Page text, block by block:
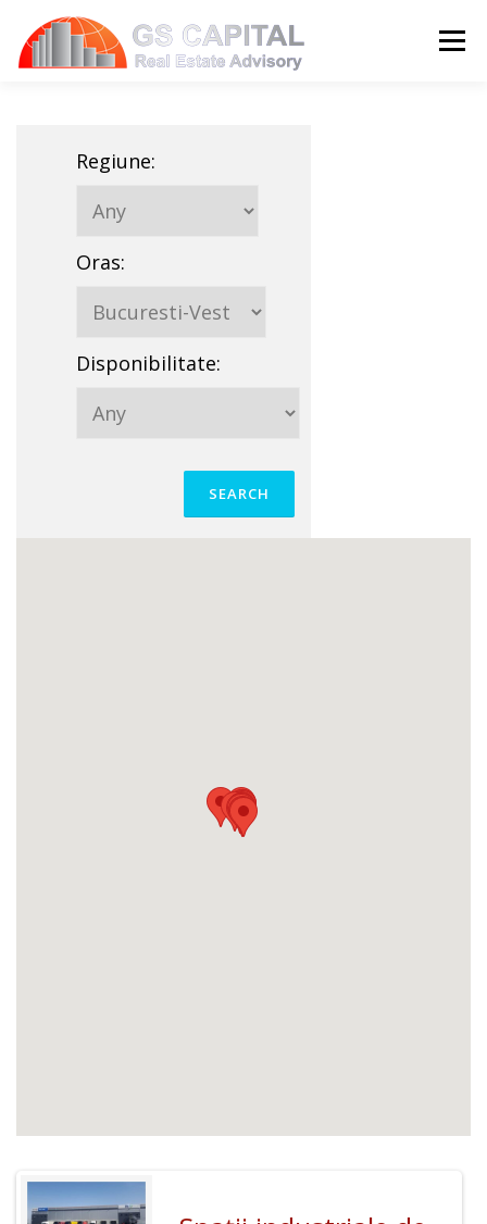
Sari la conținut
SERVICII
Regiune:
Oras:
Disponibilitate: